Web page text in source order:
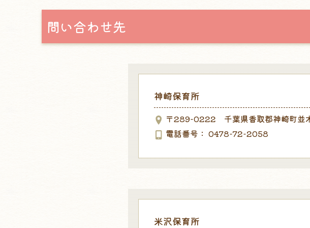
問い合わせ先
神崎保育所
〒289-0222 千葉県香取郡神崎町並
電話番号
0478-72-2058
米沢保育所